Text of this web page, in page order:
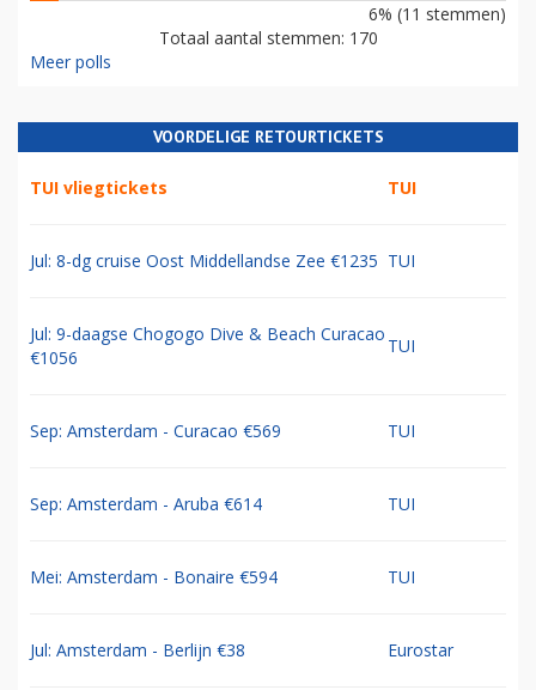
6% (11 stemmen)
Totaal aantal stemmen: 170
Meer polls
VOORDELIGE RETOURTICKETS
TUI vliegtickets TUI
Jul: 8-dg cruise Oost Middellandse Zee €1235 TUI
Jul: 9-daagse Chogogo Dive & Beach Curacao
€1056
TUI
Sep: Amsterdam - Curacao €569 TUI
Sep: Amsterdam - Aruba €614 TUI
Mei: Amsterdam - Bonaire €594 TUI
Jul: Amsterdam - Berlijn €38 Eurostar